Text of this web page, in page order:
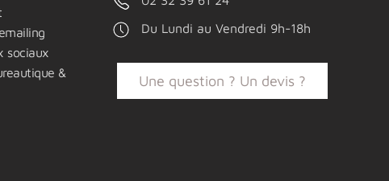
sociaux
&
Du Lundi au Vendredi 9h-18h
Une question ? Un devis ?